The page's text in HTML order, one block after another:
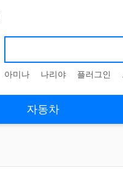
아미나 나리야 플러그인
자동차